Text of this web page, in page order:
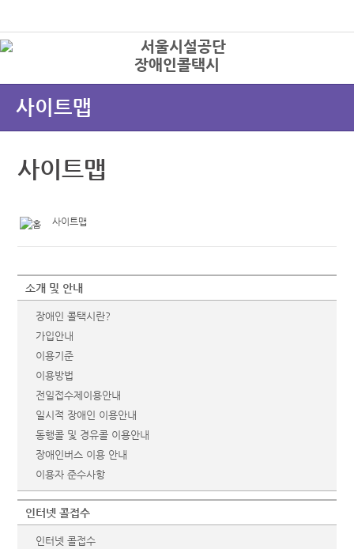
장애인콜택시
사이트맵
사이트맵
사이트맵
소개 및 안내
장애인 콜택시란?
가입안내
이용기준
이용방법
전일접수제이용안내
일시적 장애인 이용안내
동행콜 및 경유콜 이용안내
장애인버스 이용 안내
이용자 준수사항
인터넷 콜접수
인터넷 콜접수